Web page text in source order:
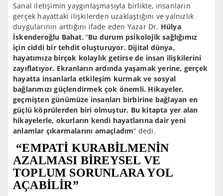
Sanal iletişimin yaygınlaşmasıyla birlikte, insanların
gerçek hayattaki ilişkilerden uzaklaştığını ve yalnızlık
duygularının arttığını ifade eden Yazar Dr. Hülya
İskenderoğlu Bahat, “Bu durum psikolojik sağlığımız
için ciddi bir tehdit oluşturuyor. Dijital dünya,
hayatımıza birçok kolaylık getirse de insan ilişkilerini
zayıflatıyor. Ekranların ardında yaşamak yerine, gerçek
hayatta insanlarla etkileşim kurmak ve sosyal
bağlarımızı güçlendirmek çok önemli. Hikayeler,
geçmişten günümüze insanları birbirine bağlayan en
güçlü köprülerden biri olmuştur. Bu kitapta yer alan
hikayelerle, okurların kendi hayatlarına dair yeni
anlamlar çıkarmalarını amaçladım” dedi.
“EMPATİ KURABİLMENİN
AZALMASI BİREYSEL VE
TOPLUM SORUNLARA YOL
AÇABİLİR”